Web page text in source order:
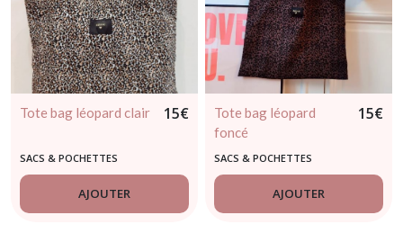
Tote bag léopard clair 15€
SACS & POCHETTES
AJOUTER
Tote bag léopard
foncé
15€
SACS & POCHETTES
AJOUTER